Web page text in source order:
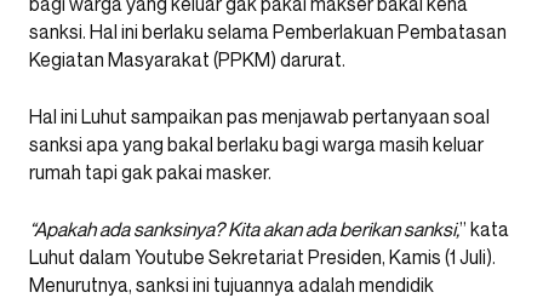
sanksi. Hal ini berlaku selama Pemberlakuan Pembatasan
Kegiatan Masyarakat (PPKM) darurat.
Hal ini Luhut sampaikan pas menjawab pertanyaan soal
sanksi apa yang bakal berlaku bagi warga masih keluar
rumah tapi gak pakai masker.
“Apakah ada sanksinya? Kita akan ada berikan sanksi,” kata
Luhut dalam Youtube Sekretariat Presiden, Kamis (1 Juli).
Menurutnya, sanksi ini tujuannya adalah mendidik